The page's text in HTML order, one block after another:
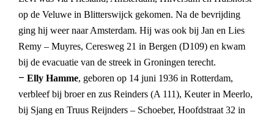
op de Veluwe in Blitterswijck gekomen. Na de bevrijding
ging hij weer naar Amsterdam. Hij was ook bij Jan en Lies
Remy – Muyres, Ceresweg 21 in Bergen (D109) en kwam
bij de evacuatie van de streek in Groningen terecht.
– Elly Hamme, geboren op 14 juni 1936 in Rotterdam,
verbleef bij broer en zus Reinders (A 111), Keuter in Meerlo,
bij Sjang en Truus Reijnders – Schoeber, Hoofdstraat 32 in